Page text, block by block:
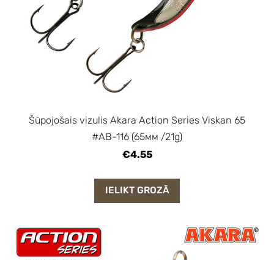
Šūpojošais vizulis Akara Action Series Viskan 65
#AB-116 (65мм /21g)
€4.55
IELIKT GROZĀ